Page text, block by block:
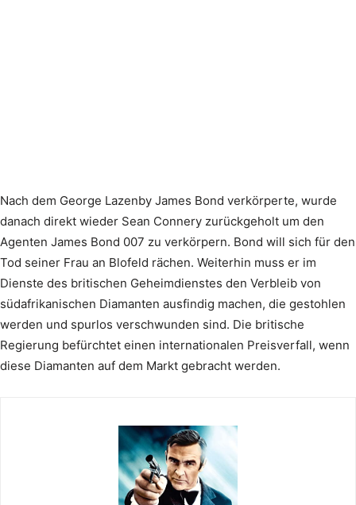
Nach dem George Lazenby James Bond verkörperte, wurde
danach direkt wieder Sean Connery zurückgeholt um den
Agenten James Bond 007 zu verkörpern. Bond will sich für den
Tod seiner Frau an Blofeld rächen. Weiterhin muss er im
Dienste des britischen Geheimdienstes den Verbleib von
südafrikanischen Diamanten ausfindig machen, die gestohlen
werden und spurlos verschwunden sind. Die britische
Regierung befürchtet einen internationalen Preisverfall, wenn
diese Diamanten auf dem Markt gebracht werden.